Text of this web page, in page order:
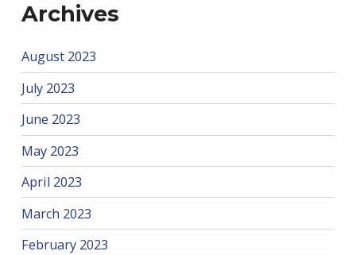
Archives
August 2023
July 2023
June 2023
May 2023
April 2023
March 2023
February 2023